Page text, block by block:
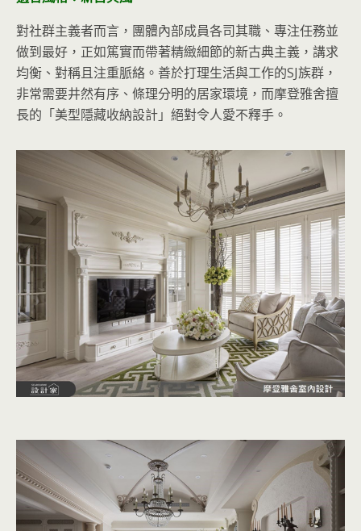
對社群主義者而言，團體內部成員各司其職、專注任務並
做到最好，正如篤實而帶著精緻細節的新古典主義，講求
均衡、對稱且注重脈絡。善於打理生活與工作的SJ族群，
非常需要井然有序、條理分明的居家環境，而摩登雅舍擅
長的「美型隱藏收納設計」絕對令人愛不釋手。